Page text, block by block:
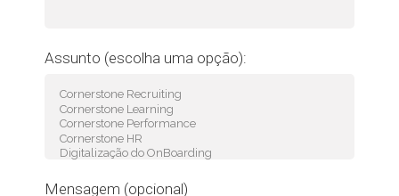
Assunto (escolha uma opção):
Mensagem (opcional)